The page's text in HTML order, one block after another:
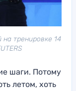
тренировке 14
шаги. Потому
летом, хоть